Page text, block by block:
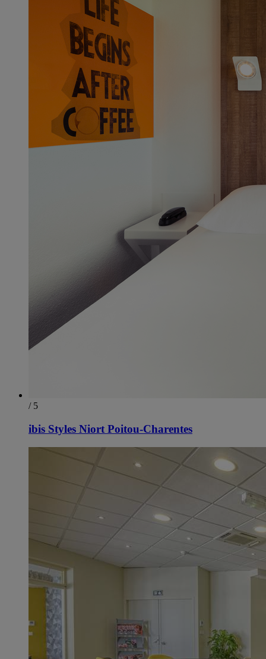
/ 5
ibis Styles Niort Poitou-Charentes